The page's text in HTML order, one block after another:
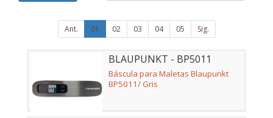
Ant. 01 02 03 04 05 Sig.
BLAUPUNKT - BP5011
Báscula para Maletas Blaupunkt
BP5011/ Gris